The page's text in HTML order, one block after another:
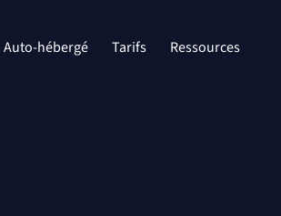
Auto-hébergé Tarifs Ressources